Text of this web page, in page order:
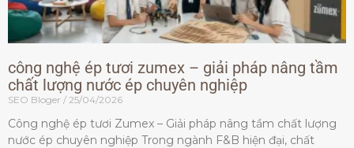
công nghệ ép tươi zumex – giải pháp nâng tầm
chất lượng nước ép chuyên nghiệp
SEO Bloger 25/04/2026
Công nghệ ép tươi Zumex – Giải pháp nâng tầm chất lượng
nước ép chuyên nghiệp Trong ngành F&B hiện đại, chất